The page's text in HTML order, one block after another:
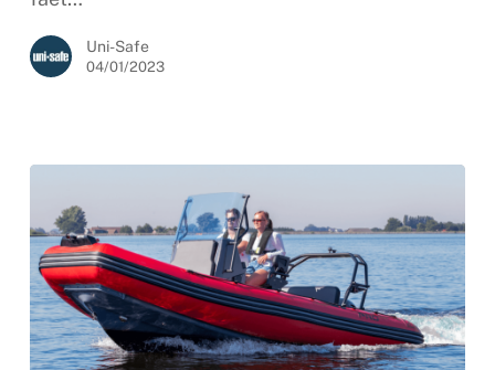
Uni-Safe
04/01/2023